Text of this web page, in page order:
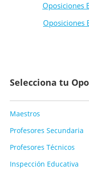
Oposiciones
Oposiciones
Selecciona tu
Maestros
Profesores Secundaria
Profesores Técnicos
Inspección Educativa